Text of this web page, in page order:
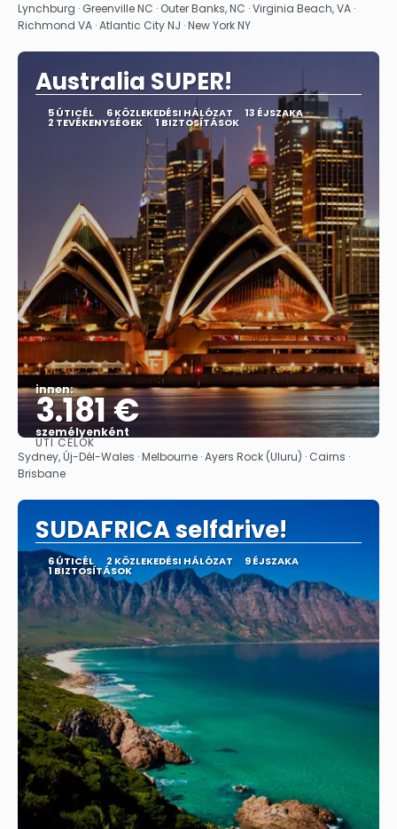
Lynchburg · Greenville NC · Outer Banks, NC · Virginia Beach, VA ·
Richmond VA · Atlantic City NJ · New York NY
Australia SUPER!
5 ÚTICÉL 6 KÖZLEKEDÉSI HÁLÓZAT 13 ÉJSZAKA
2 TEVÉKENYSÉGEK 1 BIZTOSÍTÁSOK
innen:
3.181 €
személyenként
Megnézem
ÚTI CÉLOK
Sydney, Új-Dél-Wales · Melbourne · Ayers Rock (Uluru) · Cairns ·
Brisbane
SUDAFRICA selfdrive!
6 ÚTICÉL 2 KÖZLEKEDÉSI HÁLÓZAT 9 ÉJSZAKA
1 BIZTOSÍTÁSOK